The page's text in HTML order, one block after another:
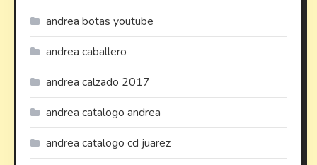
andrea botas youtube
andrea caballero
andrea calzado 2017
andrea catalogo andrea
andrea catalogo cd juarez